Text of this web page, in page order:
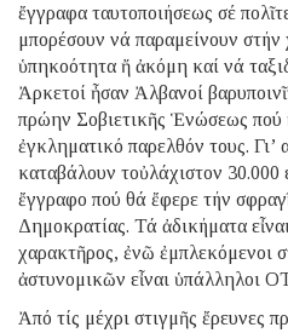
ἔγγραφα ταυτοποιήσεως σέ
μπορέσουν νά παραμείνουν
ὑπηκοότητα ἤ ἀκόμη καί νά
Ἀρκετοί ἦσαν Ἀλβανοί
πρώην Σοβιετικῆς Ἑνώσεως πού
ἐγκληματικό παρελθόν τους.
καταβάλουν τοὐλάχιστον
ἔγγραφο πού θά ἔφερε τήν
Δημοκρατίας. Τά ἀδικήματα
χαρακτῆρος, ἐνῶ ἐμπλεκόμενοι
ἀστυνομικῶν εἶναι ὑπάλληλοι
Ἀπό τίς μέχρι στιγμῆς ἔρευνες